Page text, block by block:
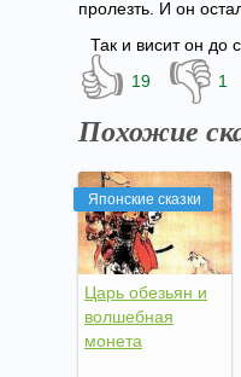
пролезть. И он
Так и висит он до
👍 19 👎 1
Похожие
Японские сказки
Царь обезьян и
волшебная
монета